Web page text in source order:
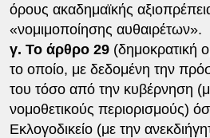
όρους ακαδημαϊκής
«νομιμοποίησης αυθαιρέτων».
γ. Το άρθρο 29(δημοκρατική
το οποίο, με δεδομένη την
του τόσο από την κυβέρνηση
νομοθετικούς περιορισμούς)
Εκλογοδικείο (με την